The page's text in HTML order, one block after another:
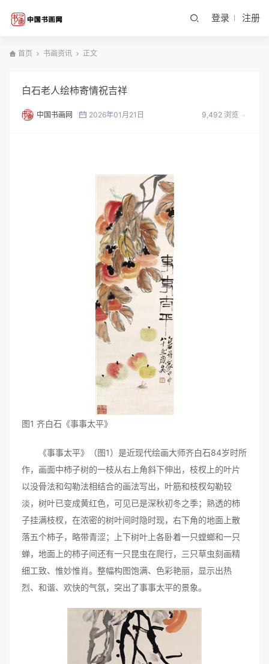
登录 注册
首页 书画资讯 正文
白石老人绘柿寄情祝吉祥
中国书画网 2026年01月21日 9,492 浏览
图1 齐白石《事事太平》
《事事太平》（图1）是近现代绘画大师齐白石84岁时所
作，画面中柿子树的一枝从右上角斜下伸出，枝杈上的叶片
以没骨法和勾勒法相结合的画法写出，叶筋和枝杈勾勒较
淡，树叶已变成黄红色，可见已是深秋初冬之季；熟透的柿
子挂满枝杈，在浓密的树叶间时隐时现，右下角的地面上散
落五个柿子，略带青涩；上下树叶上各卧着一只螳螂和一只
蝉，地面上的柿子间还有一只昆虫在爬行，三只草虫刻画精
细工致、惟妙惟肖。整幅构图饱满、色彩艳丽，显示出热
烈、和谐、欢快的气氛，突出了事事太平的景象。